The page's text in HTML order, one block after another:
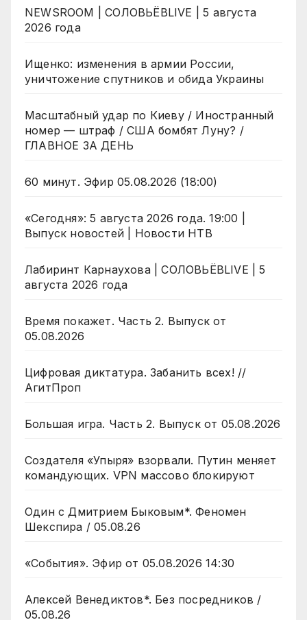
NEWSROOM | СОЛОВЬЁВLIVE | 5 августа
2026 года
Ищенко: изменения в армии России,
уничтожение спутников и обида Украины
Масштабный удар по Киеву / Иностранный
номер — штраф / США бомбят Луну? /
ГЛАВНОЕ ЗА ДЕНЬ
60 минут. Эфир 05.08.2026 (18:00)
«Сегодня»: 5 августа 2026 года. 19:00 |
Выпуск новостей | Новости НТВ
Лабиринт Карнаухова | СОЛОВЬЁВLIVE | 5
августа 2026 года
Время покажет. Часть 2. Выпуск от
05.08.2026
Цифровая диктатура. Забанить всех! //
АгитПроп
Большая игра. Часть 2. Выпуск от 05.08.2026
Создателя «Упыря» взорвали. Путин меняет
командующих. VPN массово блокируют
Один с Дмитрием Быковым*. Феномен
Шекспира / 05.08.26
«События». Эфир от 05.08.2026 14:30
Алексей Венедиктов*. Без посредников /
05.08.26